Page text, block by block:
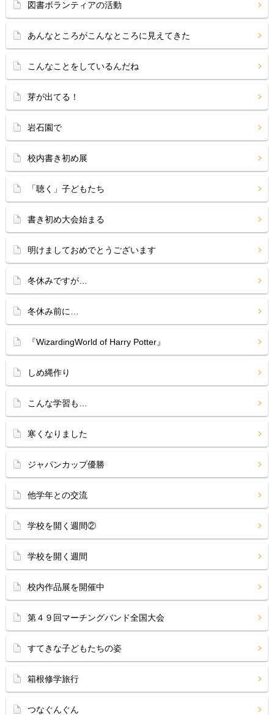
図書ボランティアの活動
あんなところがこんなところに見えてきた
こんなことをしているんだね
芽が出てる！
岩石園で
校内書き初め展
「聴く」子どもたち
書き初め大会始まる
明けましておめでとうございます
冬休みですが…
冬休み前に…
『WizardingWorld of Harry Potter』
しめ縄作り
こんな学習も…
寒くなりました
ジャパンカップ優勝
他学年との交流
学校を開く週間②
学校を開く週間
校内作品展を開催中
第４９回マーチングバンド全国大会
すてきな子どもたちの姿
箱根修学旅行
つなぐんぐん